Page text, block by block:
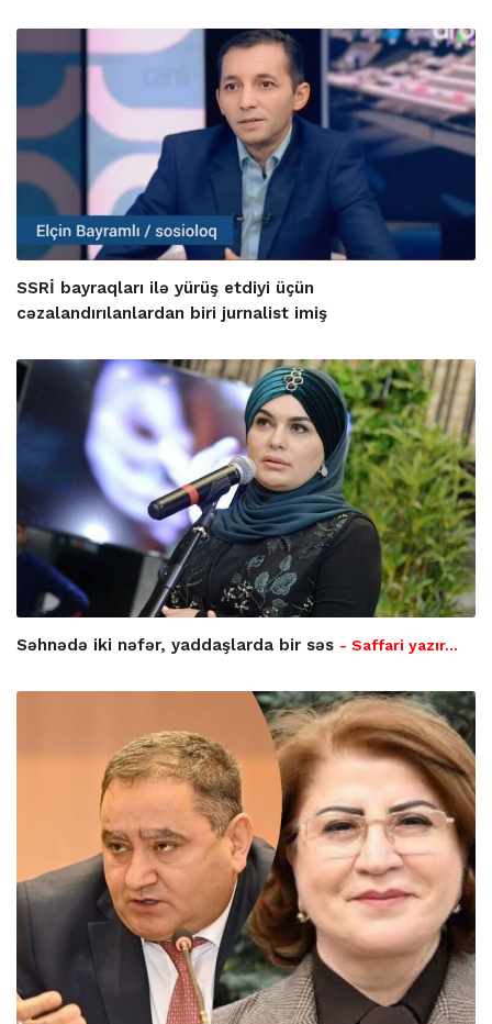
SSRİ bayraqları ilə yürüş etdiyi üçün
cəzalandırılanlardan biri jurnalist imiş
Səhnədə iki nəfər, yaddaşlarda bir səs - Saffari yazır…